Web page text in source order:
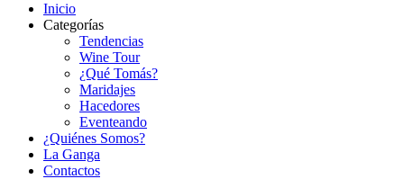
Inicio
Categorías
Tendencias
Wine Tour
¿Qué Tomás?
Maridajes
Hacedores
Eventeando
¿Quiénes Somos?
La Ganga
Contactos